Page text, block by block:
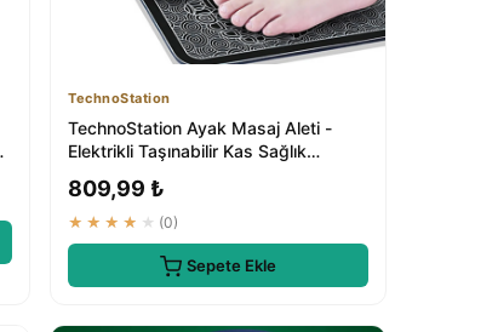
TechnoStation
TechnoStation Ayak Masaj Aleti -
Elektrikli Taşınabilir Kas Sağlık
809,99 ₺
★★★★★ (0)
Sepete Ekle